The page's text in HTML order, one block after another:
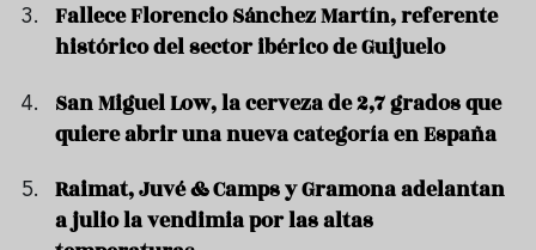
Fallece Florencio Sánchez Martín, referente
histórico del sector ibérico de Guijuelo
San Miguel Low, la cerveza de 2,7 grados que
quiere abrir una nueva categoría en España
Raimat, Juvé & Camps y Gramona adelantan
a julio la vendimia por las altas